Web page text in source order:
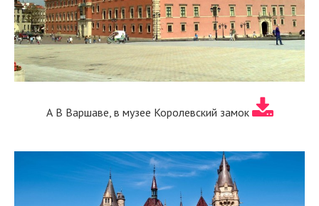
А В Варшаве, в музее Королевский замок